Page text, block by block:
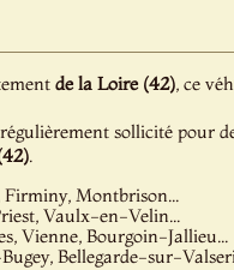
de la Loire (42), ce
sollicité pour
.
Montbrison...
Vaulx-en-Velin...
Vienne, Bourgoin-Jallieu...
Bellegarde-sur-